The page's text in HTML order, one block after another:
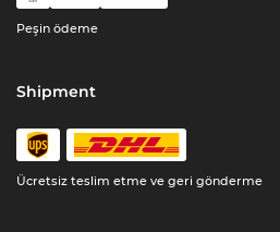
Peşin ödeme
Shipment
Ücretsiz teslim etme ve geri gönderme